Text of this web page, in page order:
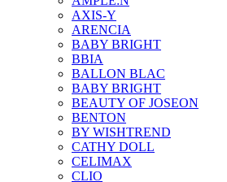
AXIS-Y
ARENCIA
BABY BRIGHT
BBIA
BALLON BLAC
BABY BRIGHT
BEAUTY OF JOSEON
BENTON
BY WISHTREND
CATHY DOLL
CELIMAX
CLIO